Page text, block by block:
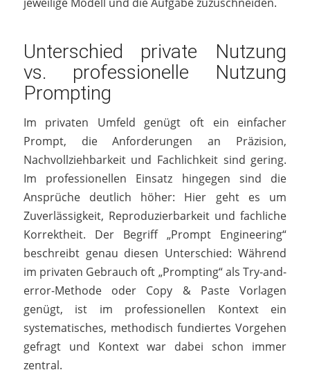
Unterschied private Nutzung
vs. professionelle Nutzung
Prompting
Im privaten Umfeld genügt oft ein einfacher
Prompt, die Anforderungen an Präzision,
Nachvollziehbarkeit und Fachlichkeit sind gering.
Im professionellen Einsatz hingegen sind die
Ansprüche deutlich höher: Hier geht es um
Zuverlässigkeit, Reproduzierbarkeit und fachliche
Korrektheit. Der Begriff „Prompt Engineering“
beschreibt genau diesen Unterschied: Während
im privaten Gebrauch oft „Prompting“ als Try-and-
error-Methode oder Copy & Paste Vorlagen
genügt, ist im professionellen Kontext ein
systematisches, methodisch fundiertes Vorgehen
gefragt und Kontext war dabei schon immer
zentral.